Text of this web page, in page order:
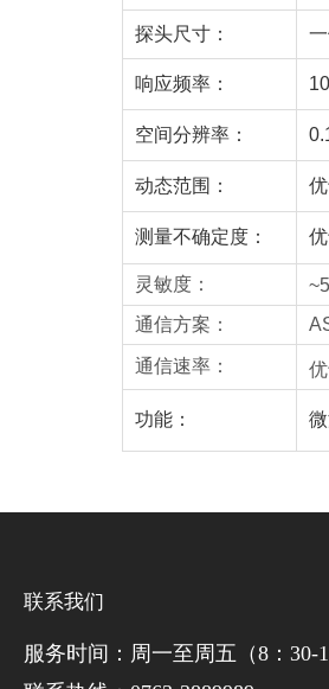
探头尺寸：
响应频率：
空间分辨率：
动态范围：
测量不确定度：
灵敏度： ~
通信方案：
通信速率：
功能：
联系我们
服务时间：周一至周五（8：30-